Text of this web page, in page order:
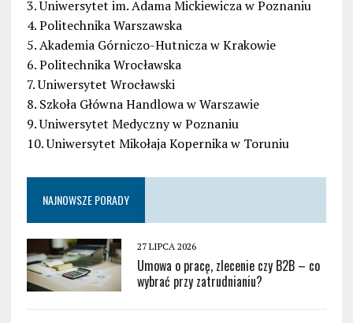
3. Uniwersytet im. Adama Mickiewicza w Poznaniu
4. Politechnika Warszawska
5. Akademia Górniczo-Hutnicza w Krakowie
6. Politechnika Wrocławska
7. Uniwersytet Wrocławski
8. Szkoła Główna Handlowa w Warszawie
9. Uniwersytet Medyczny w Poznaniu
10. Uniwersytet Mikołaja Kopernika w Toruniu
NAJNOWSZE PORADY
27 LIPCA 2026
Umowa o pracę, zlecenie czy B2B – co
wybrać przy zatrudnianiu?